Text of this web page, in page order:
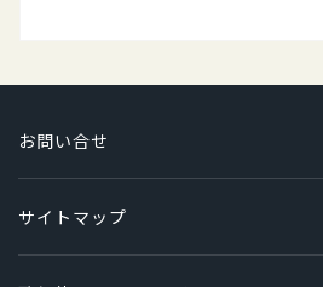
お問い合せ
サイトマップ